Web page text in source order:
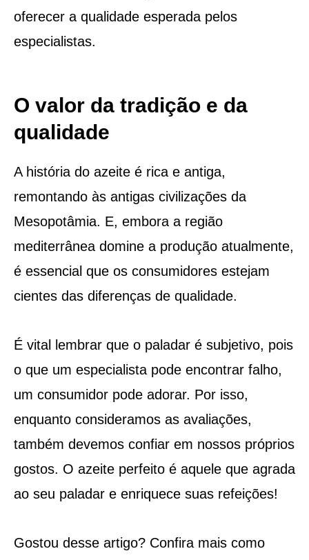
oferecer a qualidade esperada pelos
especialistas.
O valor da tradição e da
qualidade
A história do azeite é rica e antiga,
remontando às antigas civilizações da
Mesopotâmia. E, embora a região
mediterrânea domine a produção atualmente,
é essencial que os consumidores estejam
cientes das diferenças de qualidade.
É vital lembrar que o paladar é subjetivo, pois
o que um especialista pode encontrar falho,
um consumidor pode adorar. Por isso,
enquanto consideramos as avaliações,
também devemos confiar em nossos próprios
gostos. O azeite perfeito é aquele que agrada
ao seu paladar e enriquece suas refeições!
Gostou desse artigo? Confira mais como